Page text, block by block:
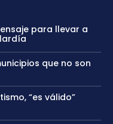
para llevar a
que no son
“es válido”